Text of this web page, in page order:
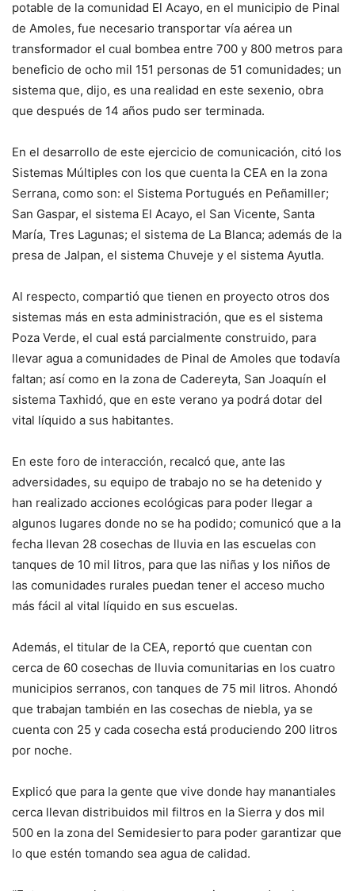
potable de la comunidad El Acayo, en el municipio de Pinal
de Amoles, fue necesario transportar vía aérea un
transformador el cual bombea entre 700 y 800 metros para
beneficio de ocho mil 151 personas de 51 comunidades; un
sistema que, dijo, es una realidad en este sexenio, obra
que después de 14 años pudo ser terminada.
En el desarrollo de este ejercicio de comunicación, citó los
Sistemas Múltiples con los que cuenta la CEA en la zona
Serrana, como son: el Sistema Portugués en Peñamiller;
San Gaspar, el sistema El Acayo, el San Vicente, Santa
María, Tres Lagunas; el sistema de La Blanca; además de la
presa de Jalpan, el sistema Chuveje y el sistema Ayutla.
Al respecto, compartió que tienen en proyecto otros dos
sistemas más en esta administración, que es el sistema
Poza Verde, el cual está parcialmente construido, para
llevar agua a comunidades de Pinal de Amoles que todavía
faltan; así como en la zona de Cadereyta, San Joaquín el
sistema Taxhidó, que en este verano ya podrá dotar del
vital líquido a sus habitantes.
En este foro de interacción, recalcó que, ante las
adversidades, su equipo de trabajo no se ha detenido y
han realizado acciones ecológicas para poder llegar a
algunos lugares donde no se ha podido; comunicó que a la
fecha llevan 28 cosechas de lluvia en las escuelas con
tanques de 10 mil litros, para que las niñas y los niños de
las comunidades rurales puedan tener el acceso mucho
más fácil al vital líquido en sus escuelas.
Además, el titular de la CEA, reportó que cuentan con
cerca de 60 cosechas de lluvia comunitarias en los cuatro
municipios serranos, con tanques de 75 mil litros. Ahondó
que trabajan también en las cosechas de niebla, ya se
cuenta con 25 y cada cosecha está produciendo 200 litros
por noche.
Explicó que para la gente que vive donde hay manantiales
cerca llevan distribuidos mil filtros en la Sierra y dos mil
500 en la zona del Semidesierto para poder garantizar que
lo que estén tomando sea agua de calidad.